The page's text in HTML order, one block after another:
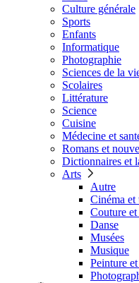
Culture générale
Sports
Enfants
Informatique
Photographie
Sciences de la
Scolaires
Littérature
Science
Cuisine
Médecine et
Romans et
Dictionnaires et
Arts
Autre
Cinéma et
Couture
Danse
Musées
Musique
Peinture